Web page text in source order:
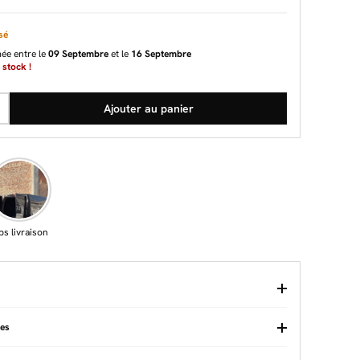
entre le09 Septembreet le 16 Septembre
!
Ajouter au panier
livraison